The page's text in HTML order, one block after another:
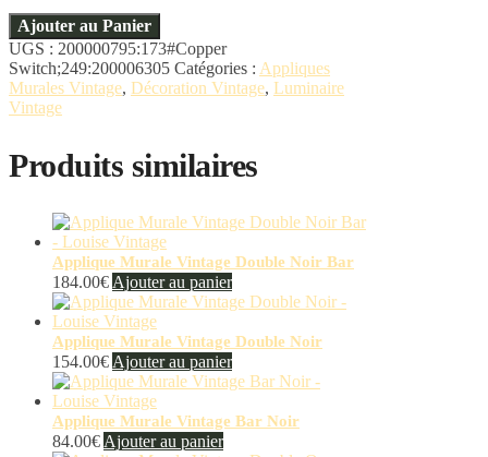
Ajouter au Panier
UGS : 200000795:173#Copper
Switch;249:200006305 Catégories : Appliques
Murales Vintage, Décoration Vintage, Luminaire
Vintage
Produits similaires
Applique Murale Vintage Double Noir Bar
184.00€ Ajouter au panier
Applique Murale Vintage Double Noir
154.00€ Ajouter au panier
Applique Murale Vintage Bar Noir
84.00€ Ajouter au panier